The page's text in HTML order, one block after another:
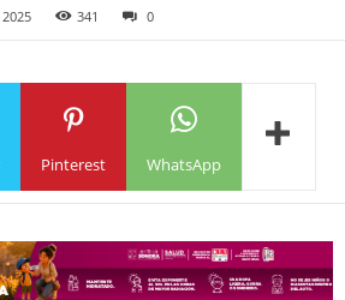
341 0
Pinterest WhatsApp